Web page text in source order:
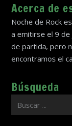
Acerca de
Noche de Rock
a emitirse el 9 de
de partida, pero
encontramos el
Búsqueda